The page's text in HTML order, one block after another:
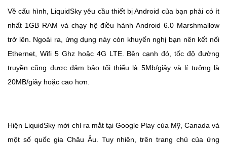
Về cấu hình, LiquidSky yêu cầu thiết bị Android của bạn phải có ít
nhất 1GB RAM và chạy hệ điều hành Android 6.0 Marshmallow
trở lên. Ngoài ra, ứng dụng này còn khuyến nghị bạn nên kết nối
Ethernet, Wifi 5 Ghz hoặc 4G LTE. Bên cạnh đó, tốc độ đường
truyền cũng được đảm bảo tối thiểu là 5Mb/giây và lí tưởng là
20MB/giây hoặc cao hơn.
Hiện LiquidSky mới chỉ ra mắt tại Google Play của Mỹ, Canada và
một số quốc gia Châu Âu. Tuy nhiên, trên trang chủ của ứng